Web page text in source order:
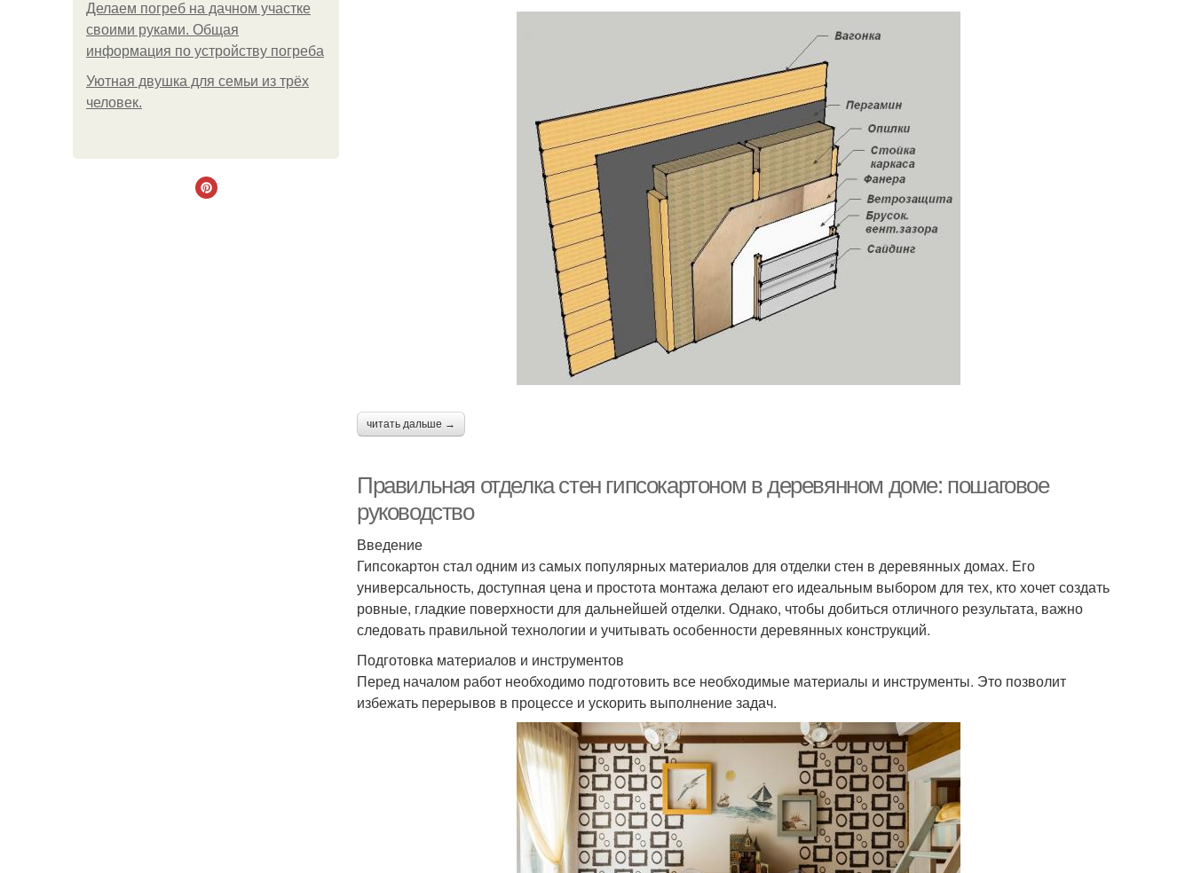
Делаем погреб на дачном участке
своими руками. Общая
информация по устройству погреба
Уютная двушка для семьи из трёх
человек.
читать дальше →
Правильная отделка стен гипсокартоном в деревянном доме: пошаговое
руководство
Введение
Гипсокартон стал одним из самых популярных материалов для отделки стен в деревянных домах. Его
универсальность, доступная цена и простота монтажа делают его идеальным выбором для тех, кто хочет создать
ровные, гладкие поверхности для дальнейшей отделки. Однако, чтобы добиться отличного результата, важно
следовать правильной технологии и учитывать особенности деревянных конструкций.
Подготовка материалов и инструментов
Перед началом работ необходимо подготовить все необходимые материалы и инструменты. Это позволит
избежать перерывов в процессе и ускорить выполнение задач.